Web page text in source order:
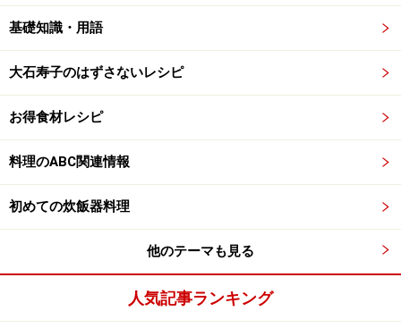
基礎知識・用語
大石寿子のはずさないレシピ
お得食材レシピ
料理のABC関連情報
初めての炊飯器料理
他のテーマも見る
人気記事ランキング